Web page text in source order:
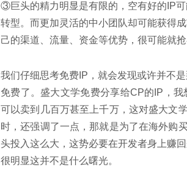
③巨头的精力明显是有限的，空有好的IP
转型。而更加灵活的中小团队却可能获得
己的渠道、流量、资金等优势，很可能就
我们仔细思考免费IP，就会发现或许并不
免费了。盛大文学免费分享给CP的IP，
可以卖到几百万甚至上千万，这对盛大文
时，还强调了一点，那就是为了在海外购
头投入这么大，这势必要在开发者身上赚
很明显这并不是什么曙光。